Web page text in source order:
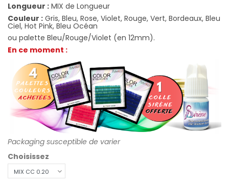
Longueur : MIX de Longueur
Couleur : Gris, Bleu, Rose, Violet, Rouge, Vert, Bordeaux, Bleu
Ciel, Hot Pink, Bleu Océan
ou palette Bleu/Rouge/Violet (en 12mm).
En ce moment :
Packaging susceptible de varier
Choisissez